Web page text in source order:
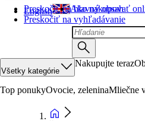
Preskočiť na hlavný obsah
Preskočiť na vyhľadávanie
English Ako nakupovať
Všetky kategórie
Nakupujte teraz
Top ponukyOvocie, zeleninaMliečne